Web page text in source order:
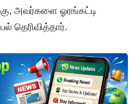
அவர்களை ஓரங்கட்டி
தெரிவித்தார்.